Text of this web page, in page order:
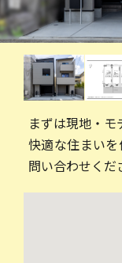
まずは現地・モ
快適な住まい
問い合わせくだ